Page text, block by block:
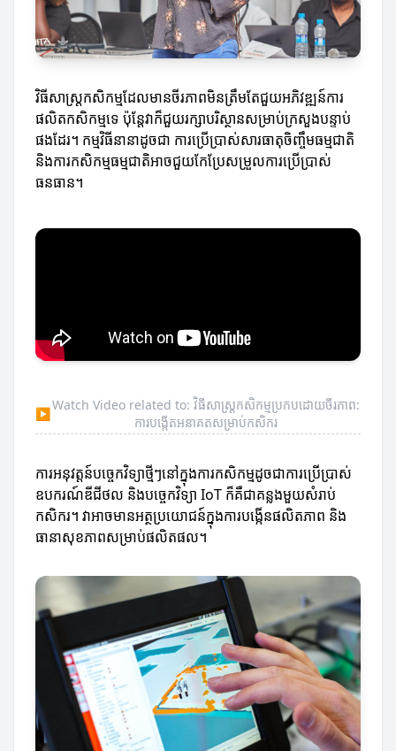
វិធីសាស្ត្រកសិកម្មដែលមានចីរភាពមិនត្រឹមតែជួយអភិវឌ្ឍន៍ការ
ផលិតកសិកម្មទេ ប៉ុន្តែវាក៏ជួយរក្សាបរិស្ថានសម្រាប់ក្រសួងបន្ទាប់
ផងដែរ។ កម្មវិធីនានាដូចជា ការប្រើប្រាស់សារធាតុចិញ្ចឹមធម្មជាតិ
និងការកសិកម្មធម្មជាតិអាចជួយកែប្រែសម្រួលការប្រើប្រាស់
ធនធាន។
▶
Watch Video related to: វិធីសាស្ត្រកសិកម្មប្រកបដោយចីរភាព:
ការបង្កើតអនាគតសម្រាប់កសិករ
ការអនុវត្តន៍បច្ចេកវិទ្យាថ្មីៗនៅក្នុងការកសិកម្មដូចជាការប្រើប្រាស់
ឧបករណ៍ឌីជីថល និងបច្ចេកវិទ្យា IoT ក៏គឺជាគន្លងមួយសំរាប់
កសិករ។ វាអាចមានអត្ថប្រយោជន៍ក្នុងការបង្កើនផលិតភាព និង
ធានាសុខភាពសម្រាប់ផលិតផល។